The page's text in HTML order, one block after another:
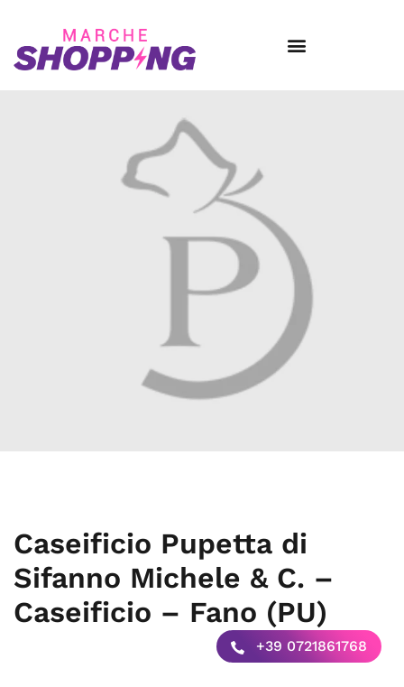
Caseificio Pupetta di
Sifanno Michele & C. –
Caseificio – Fano (PU)
+39 0721861768